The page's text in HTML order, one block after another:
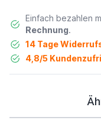
Einfach bezahlen
Rechnung.
14 Tage
4,8/5